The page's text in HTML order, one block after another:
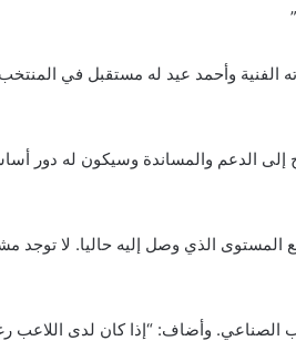
وأحمد عيد له مستقبل في
الدعم والمساندة وسيكون له دور
الذي وصل إليه حاليا. لا توجد
وأضاف: “إذا كان لدى اللاعب